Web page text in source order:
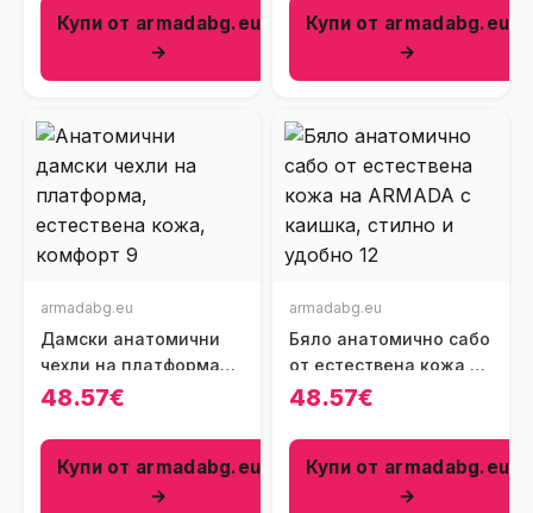
Купи от armadabg.eu
→
Купи от armadabg.eu
→
armadabg.eu
Дамски анатомични
чехли на платформа
от естествена кожа
48.57€
Купи от armadabg.eu
→
armadabg.eu
Бяло анатомично сабо
от естествена кожа с
каишка
48.57€
Купи от armadabg.eu
→